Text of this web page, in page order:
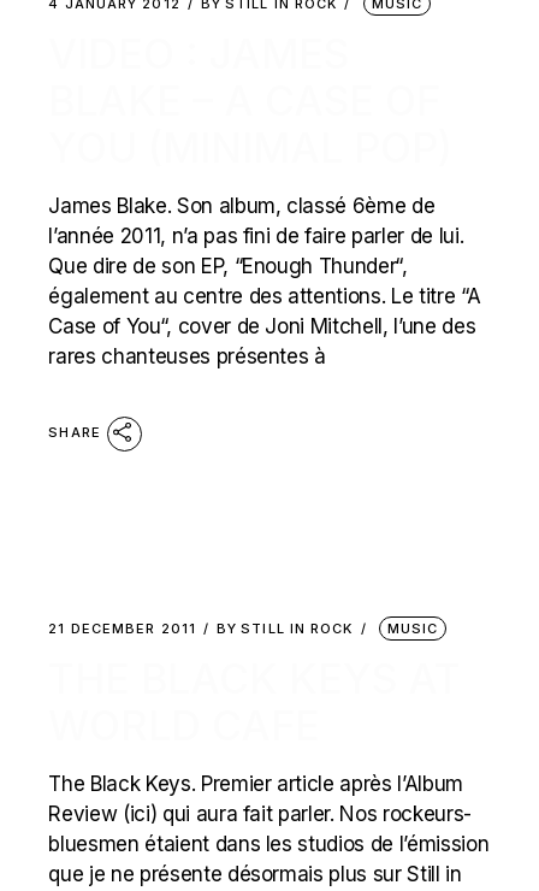
4 JANUARY 2012 BY STILL IN ROCK MUSIC
James Blake. Son album, classé 6ème de
l’année 2011, n’a pas fini de faire parler de lui.
Que dire de son EP, “Enough Thunder“,
également au centre des attentions. Le titre “A
Case of You“, cover de Joni Mitchell, l’une des
rares chanteuses présentes à
SHARE
21 DECEMBER 2011 BY STILL IN ROCK MUSIC
The Black Keys. Premier article après l’Album
Review (ici) qui aura fait parler. Nos rockeurs-
bluesmen étaient dans les studios de l’émission
que je ne présente désormais plus sur Still in